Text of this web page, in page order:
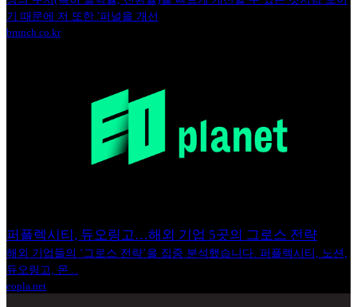
기 때문에 저 또한 '퍼널을 개선
brunch.co.kr
퍼플렉시티, 듀오링고…해외 기업 5곳의 그로스 전략
해외 기업들의 ‘그로스 전략’을 집중 분석했습니다. 퍼플렉시티, 노션,
듀오링고, 몬...
eopla.net